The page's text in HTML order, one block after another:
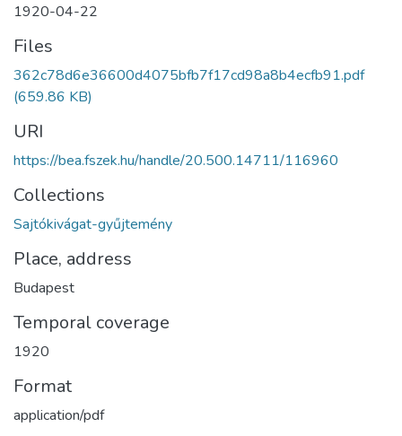
1920-04-22
Files
362c78d6e36600d4075bfb7f17cd98a8b4ecfb91.pdf
(659.86 KB)
URI
https://bea.fszek.hu/handle/20.500.14711/116960
Collections
Sajtókivágat-gyűjtemény
Place, address
Budapest
Temporal coverage
1920
Format
application/pdf